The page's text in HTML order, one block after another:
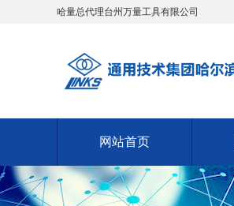
哈量总代理台州万量工具有限公司
网站首页